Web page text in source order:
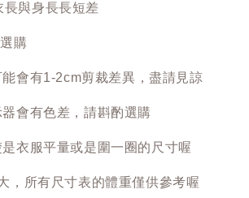
長與身長長短差
購
會有1-2cm剪裁差異，盡請見諒
會有色差，請斟酌選購
衣服平量或是圍一圈的尺寸喔
，所有尺寸表的體重僅供參考喔